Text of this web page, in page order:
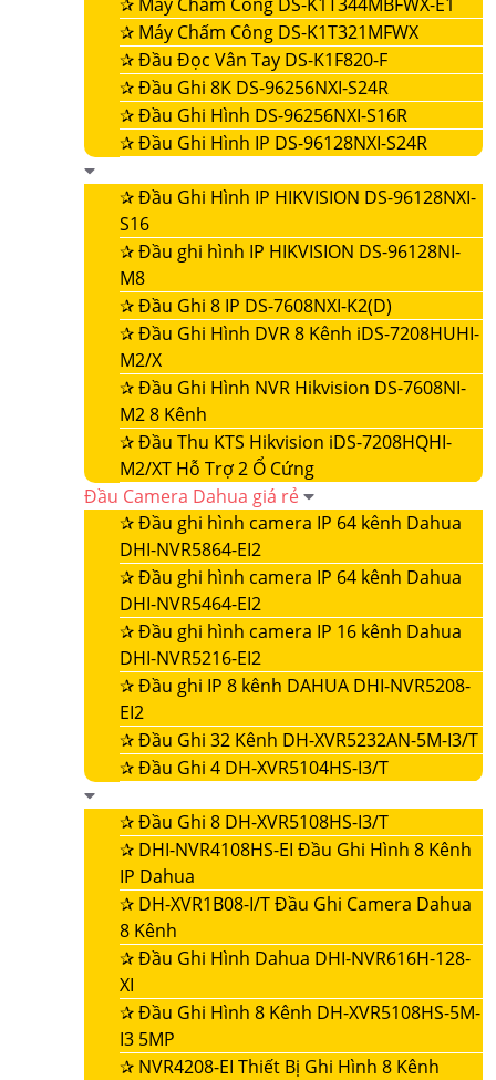
✰ Máy Chấm Công DS-K1T321MFWX
✰Đầu Đọc Vân Tay DS-K1F820-F
✰Đầu Ghi 8K DS-96256NXI-S24R
✰Đầu Ghi Hình DS-96256NXI-S16R
✰Đầu Ghi Hình IP DS-96128NXI-S24R
✰Đầu Ghi Hình IP HIKVISION DS-96128NXI-
S16
✰Đầu ghi hình IP HIKVISION DS-96128NI-
M8
✰Đầu Ghi 8 IP DS-7608NXI-K2(D)
✰Đầu Ghi Hình DVR 8 Kênh iDS-7208HUHI-
M2/X
✰Đầu Ghi Hình NVR Hikvision DS-7608NI-
M2 8 Kênh
✰Đầu Thu KTS Hikvision iDS-7208HQHI-
M2/XT Hỗ Trợ 2 Ổ Cứng
Đầu Camera Dahua giá rẻ
✰Đầu ghi hình camera IP 64 kênh Dahua
DHI-NVR5864-EI2
✰Đầu ghi hình camera IP 64 kênh Dahua
DHI-NVR5464-EI2
✰Đầu ghi hình camera IP 16 kênh Dahua
DHI-NVR5216-EI2
✰Đầu ghi IP 8 kênh DAHUA DHI-NVR5208-
EI2
✰Đầu Ghi 32 Kênh DH-XVR5232AN-5M-I3/T
✰Đầu Ghi 4 DH-XVR5104HS-I3/T
✰Đầu Ghi 8 DH-XVR5108HS-I3/T
✰ DHI-NVR4108HS-EI Đầu Ghi Hình 8 Kênh
IP Dahua
✰ DH-XVR1B08-I/T Đầu Ghi Camera Dahua
8 Kênh
✰Đầu Ghi Hình Dahua DHI-NVR616H-128-
XI
✰Đầu Ghi Hình 8 Kênh DH-XVR5108HS-5M-
I3 5MP
✰ NVR4208-EI Thiết Bị Ghi Hình 8 Kênh